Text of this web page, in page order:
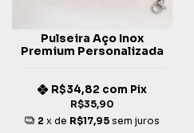
Pulseira Aço Inox
Premium Personalizada
R$35,90
R$34,82 com Pix
2 x de R$17,95 sem juros